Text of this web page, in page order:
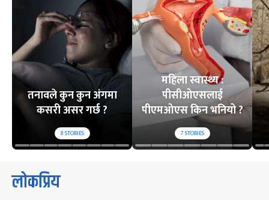
तनावले कुन कुन अंगमा
कसरी असर गर्छ ?
8STORIES
महिला स्वास्थ्य :
पीसीओएसलाई
पीएमओएस किन भनियो ?
7STORIES
लोकप्रिय